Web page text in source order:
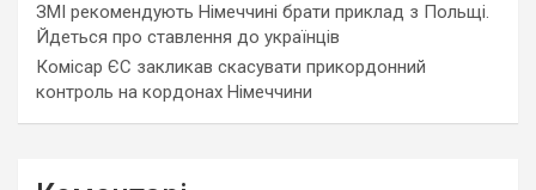
ЗМІ рекомендують Німеччині брати приклад з Польщі.
Йдеться про ставлення до українців
Комісар ЄС закликав скасувати прикордонний
контроль на кордонах Німеччини